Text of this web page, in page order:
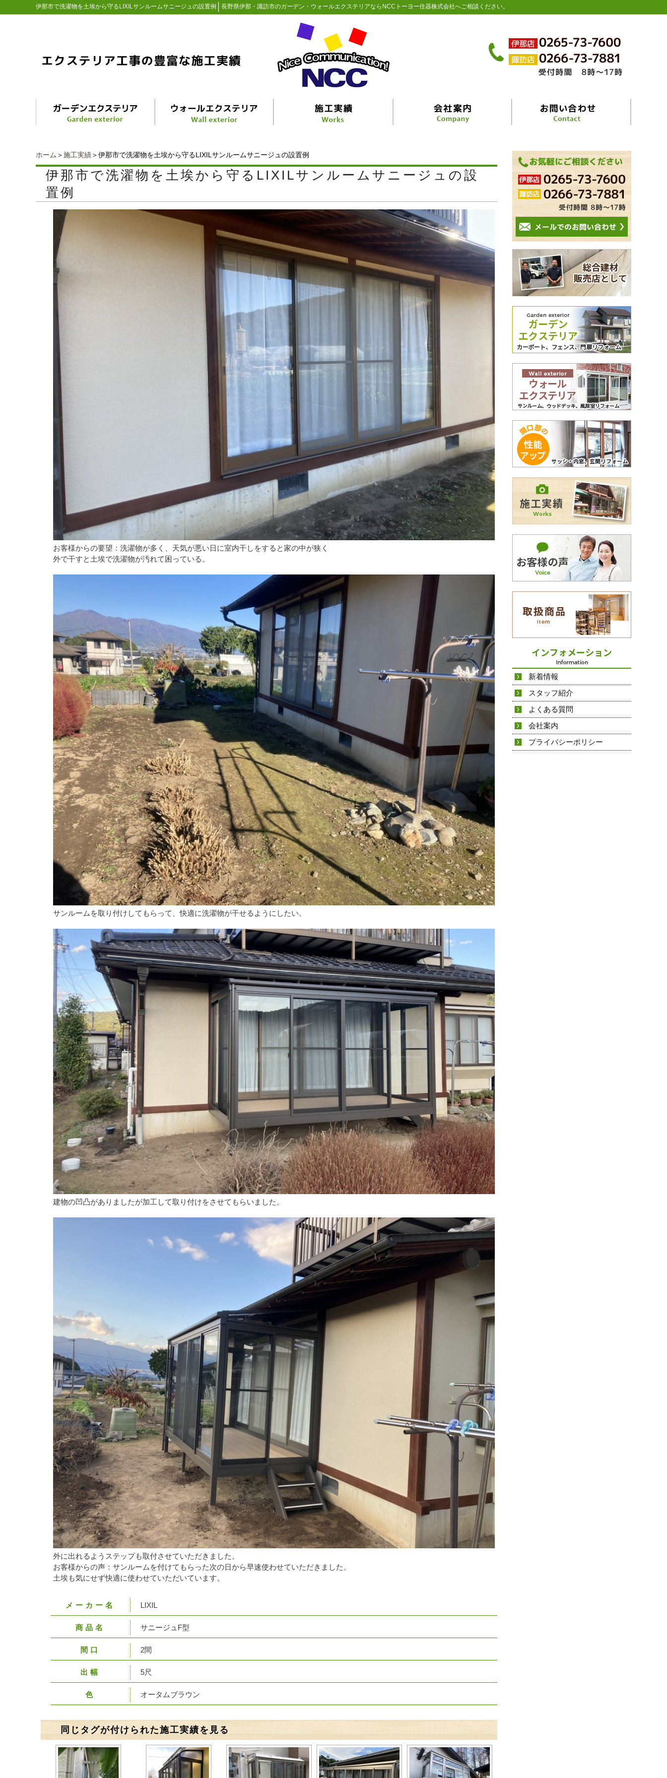
伊那市で洗濯物を土埃から守るLIXILサンルームサニージュの設置例 長野県伊那・諏訪市のガーデン・ウォールエクステリアならNCCトーヨー住器株式会社へご相談ください。
ホーム ＞施工実績＞伊那市で洗濯物を土埃から守るLIXILサンルームサニージュの設置例
伊那市で洗濯物を土埃から守るLIXILサンルームサニージュの設
置例
お客様からの要望：洗濯物が多く、天気が悪い日に室内干しをすると家の中が狭く
外で干すと土埃で洗濯物が汚れて困っている。
サンルームを取り付けしてもらって、快適に洗濯物が干せるようにしたい。
建物の凹凸がありましたが加工して取り付けをさせてもらいました。
外に出れるようステップも取付させていただきました。
お客様からの声：サンルームを付けてもらった次の日から早速使わせていただきました。
土埃も気にせず快適に使わせていただいています。
メーカー名 LIXIL
商品名 サニージュF型
間口 2間
出幅 5尺
色 オータムブラウン
同じタグが付けられた施工実績を見る
新着情報
スタッフ紹介
よくある質問
会社案内
プライバシーポリシー